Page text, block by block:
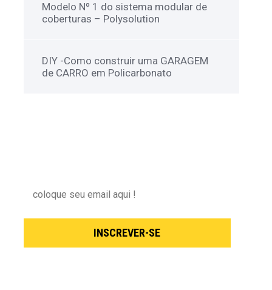
Modelo Nº 1 do sistema modular de
coberturas – Polysolution
DIY -Como construir uma GARAGEM
de CARRO em Policarbonato
INSCREVER-SE